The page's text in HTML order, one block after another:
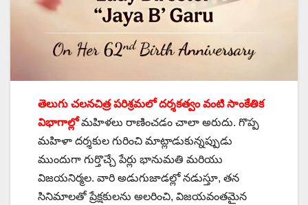
తెలుగు చలనచిత్ర పరిశ్రమలో దర్శకత్వం వంటి సాంకేతిక
విభాగాల్లోమహిళలు రాణించడం చాలా అరుదు. గొప్ప
మహిళా దర్శకుల గురించి మాట్లాడుకున్నప్పుడు
ముందుగా గుర్తొచ్చే పేర్లు భానుమతి మరియు
విజయనిర్మల. వారి అడుగుజాడల్లో నడుస్తూ, తన
సినిమాలతో ప్రేక్షకులను అలరించి, విజయవంతమైన